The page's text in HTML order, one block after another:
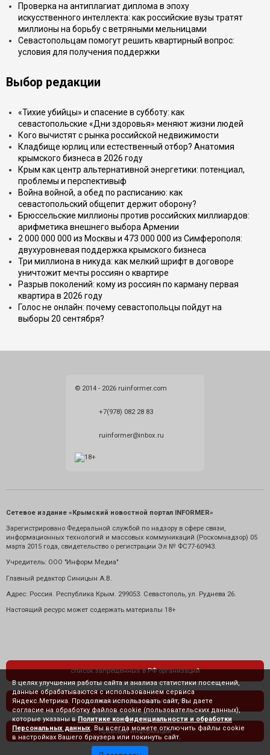
Проверка на антиплагиат диплома в эпоху
искусственного интеллекта: как российские вузы тратят
миллионы на борьбу с ветряными мельницами
Севастопольцам помогут решить квартирный вопрос:
условия для получения поддержки
Выбор редакции
«Тихие убийцы» и спасение в субботу: как
севастопольские «Дни здоровья» меняют жизни людей
Кого вычистят с рынка российской недвижимости
Кладбище юрлиц или естественный отбор? Анатомия
крымского бизнеса в 2026 году
Крым как центр альтернативной энергетики: потенциал,
проблемы и перспективыф
Война войной, а обед по расписанию: как
севастопольский общепит держит оборону?
Брюссельские миллионы против российских миллиардов:
арифметика внешнего выбора Армении
2 000 000 000 из Москвы и 473 000 000 из Симферополя:
двухуровневая поддержка крымского бизнеса
Три миллиона в никуда: как мелкий шрифт в договоре
уничтожит мечты россиян о квартире
Разрыв поколений: кому из россиян по карману первая
квартира в 2026 году
Голос не онлайн: почему севастопольцы пойдут на
выборы 20 сентября?
© 2014 - 2026 ruinformer.com
+7(978) 082 28 83
ruinformer@inbox.ru
Сетевое издание «Крымский новостной портал INFORMER»
Зарегистрировано Федеральной службой по надзору в сфере связи,
информационных технологий и массовых коммуникаций (Роскомнадзор) 05
марта 2015 года, свидетельство о регистрации Эл № ФС77-60943.
Учредитель: ООО "Информ Медиа"
Главный редактор Синицын А.В.
Адрес: Россия. Республика Крым. 299053. Севастополь, ул. Руднева 26.
Настоящий ресурс может содержать материалы 18+
список запрещенных в РФ организаций
политика конфиденциальности
правовая информация
В целях улучшения работы сайта и анализа статистики посещений,
данные обрабатываются с использованием сервиса
Яндекс.Метрика. Продолжая использовать сайт, Вы даете
согласие на обработку файлов cookie (пользовательских данных),
которые указаны в Политике конфиденциальности и обработки
Персональных данных . Вы всегда можете отключить файлы cookie
в настройках Вашего браузера или покинуть сайт.